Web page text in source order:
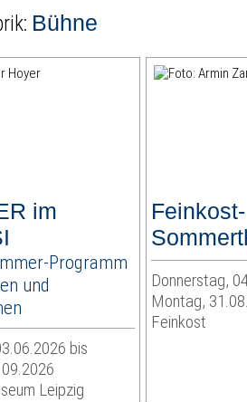
Bühne
im
Programm
und
bis
Leipzig
Feinkost-
Donnerstag,
Montag,
Feinkost